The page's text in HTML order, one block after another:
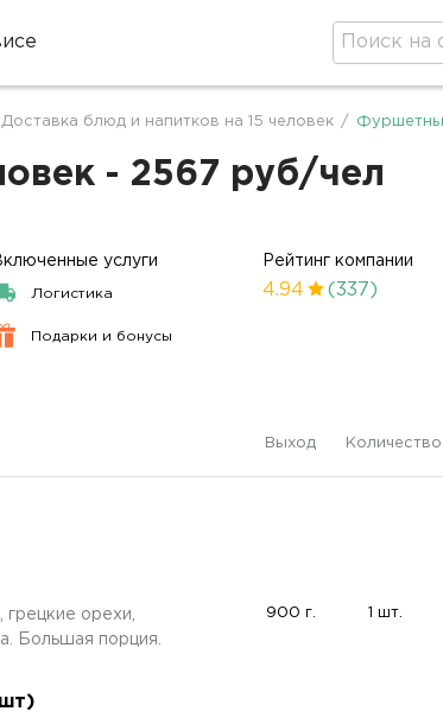
Доставка блюд и напитков на 15 человек /
- 2567 руб/чел
услуги
Логистика
Подарки и бонусы
Рейтинг компании
4.94 (337)
Выход Количество
грецкие орехи,
Большая порция.
900 г. 1 шт.